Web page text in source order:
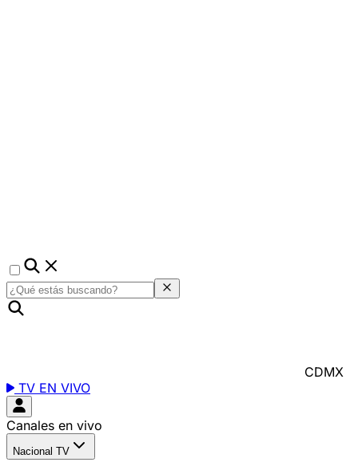
CDMX
TV EN VIVO
Canales en vivo
Nacional TV